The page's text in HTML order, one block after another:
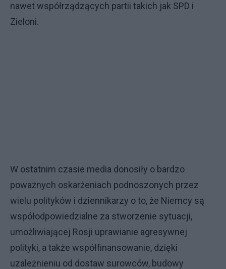
nawet współrządzących partii takich jak SPD i
Zieloni.
W ostatnim czasie media donosiły o bardzo
poważnych oskarżeniach podnoszonych przez
wielu polityków i dziennikarzy o to, że Niemcy są
współodpowiedzialne za stworzenie sytuacji,
umożliwiającej Rosji uprawianie agresywnej
polityki, a także współfinansowanie, dzięki
uzależnieniu od dostaw surowców, budowy